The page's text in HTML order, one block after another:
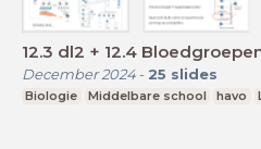
12.3 dl2 + 12.4
December 2024- 25 slides
Biologie Middelbare school havo